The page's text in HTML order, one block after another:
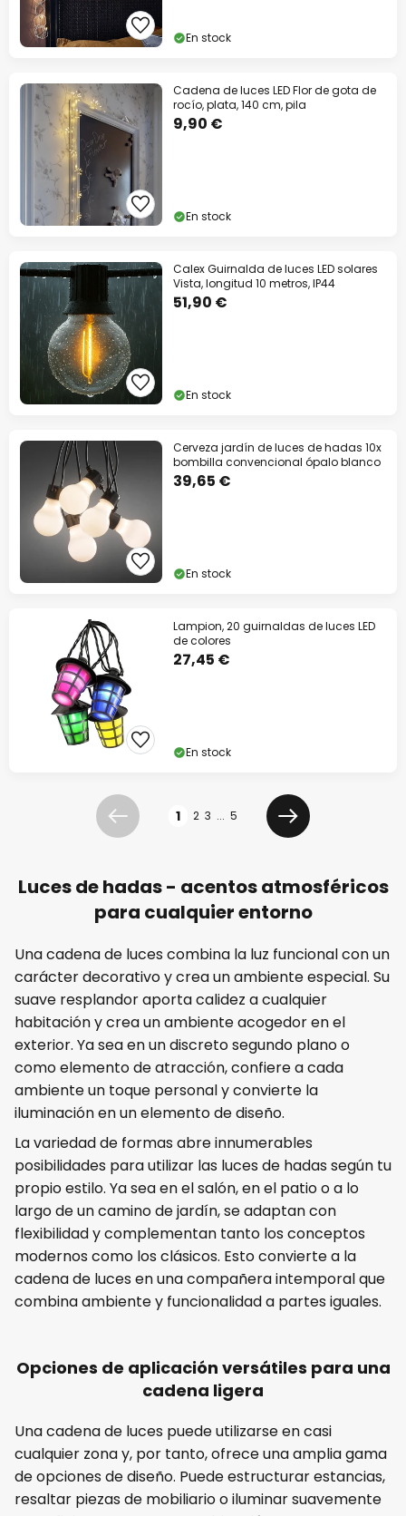
En stock
Cadena de luces LED Flor de gota de
rocío, plata, 140 cm, pila
9,90 €
En stock
Calex Guirnalda de luces LED solares
Vista, longitud 10 metros, IP44
51,90 €
En stock
Cerveza jardín de luces de hadas 10x
bombilla convencional ópalo blanco
39,65 €
En stock
Lampion, 20 guirnaldas de luces LED
de colores
27,45 €
En stock
Anterior 1 2 3 ... 5
Siguiente
Luces de hadas - acentos atmosféricos
para cualquier entorno
Una cadena de luces combina la luz funcional con un
carácter decorativo y crea un ambiente especial. Su
suave resplandor aporta calidez a cualquier
habitación y crea un ambiente acogedor en el
exterior. Ya sea en un discreto segundo plano o
como elemento de atracción, confiere a cada
ambiente un toque personal y convierte la
iluminación en un elemento de diseño.
La variedad de formas abre innumerables
posibilidades para utilizar las luces de hadas según tu
propio estilo. Ya sea en el salón, en el patio o a lo
largo de un camino de jardín, se adaptan con
flexibilidad y complementan tanto los conceptos
modernos como los clásicos. Esto convierte a la
cadena de luces en una compañera intemporal que
combina ambiente y funcionalidad a partes iguales.
Opciones de aplicación versátiles para una
cadena ligera
Una cadena de luces puede utilizarse en casi
cualquier zona y, por tanto, ofrece una amplia gama
de opciones de diseño. Puede estructurar estancias,
resaltar piezas de mobiliario o iluminar suavemente